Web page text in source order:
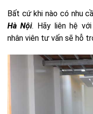
Bất cứ khi nào có nhu
Hà Nội. Hãy liên hệ
nhân viên tư vấn sẽ hỗ